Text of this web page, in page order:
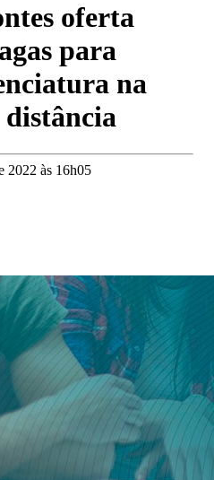
oferta
para
na
2022 às 16h05